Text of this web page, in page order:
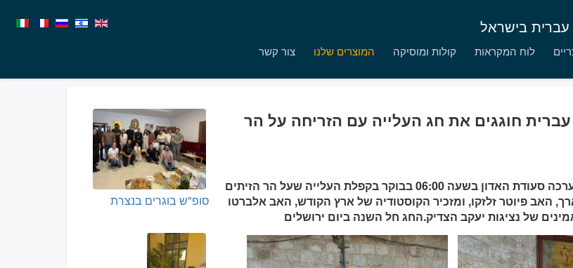
עברית בישראל
לוח המקראות קולות ומוסיקה המוצרים שלנו צור קשר
עברית חוגגים את חג העלייה עם הזריחה על הר
ביום חג העלייה, נערכה סעודת האדון בשעה 06:00 בבוקר בקפלת העלייה שעל הר הזיתים
האב פיוטר זלזקו, ומזכיר הקוסטודיה של ארץ הקודש, האב אלברטו
של נציגות יעקב הצדיק.החג חל השנה ביום ירושלים
סופ"ש בוגרים בנצרת